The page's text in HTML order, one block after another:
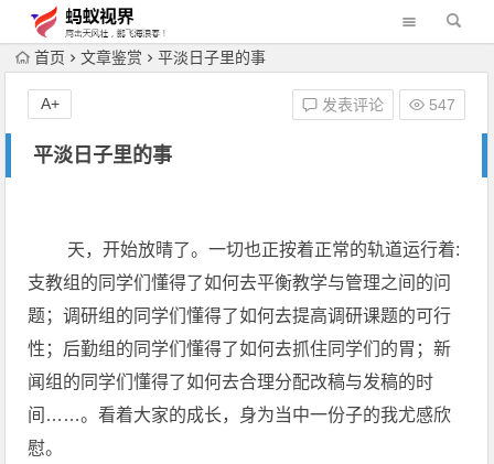
首页 文章鉴赏 平淡日子里的事
平淡日子里的事
发表评论 547
A+
天，开始放晴了。一切也正按着正常的轨道运行着:
支教组的同学们懂得了如何去平衡教学与管理之间的问
题；调研组的同学们懂得了如何去提高调研课题的可行
性；后勤组的同学们懂得了如何去抓住同学们的胃；新
闻组的同学们懂得了如何去合理分配改稿与发稿的时
间……。看着大家的成长，身为当中一份子的我尤感欣
慰。